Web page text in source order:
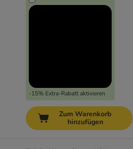
-15% Extra-Rabatt aktivieren
Zum Warenkorb
hinzufügen